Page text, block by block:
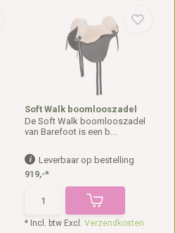
Soft Walk boomlooszadel
De Soft Walk boomlooszadel
van Barefoot is een b...
Leverbaar op bestelling
919,-*
* Incl. btw Excl. Verzendkosten